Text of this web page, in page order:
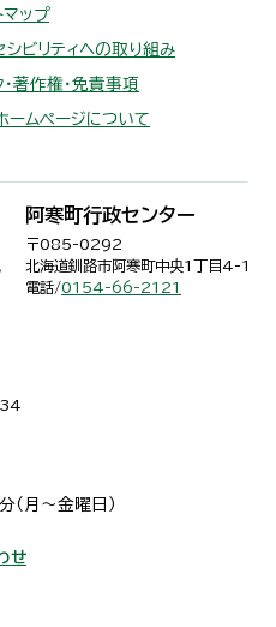
マップ
シビリティへの取り組み
・著作権・免責事項
ームページについて
阿寒町行政センター
〒085-0292
北海道釧路市阿寒町中央1丁目4-1
電話/0154-66-2121
月～金曜日）
せ